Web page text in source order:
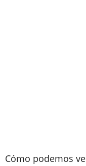
Cómo podemos